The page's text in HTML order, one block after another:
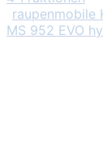
raupenmobile
MS 952 EVO